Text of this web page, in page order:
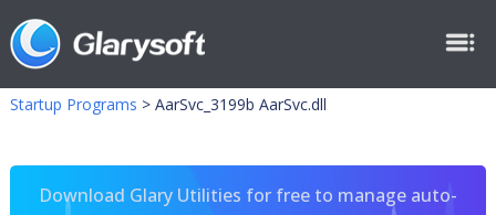
Startup Programs > AarSvc_3199b AarSvc.dll
Download Glary Utilities for free to manage auto-